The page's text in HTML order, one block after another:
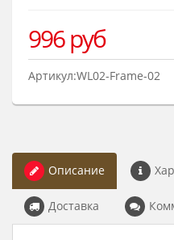
996руб
Артикул:WL02-Frame-02
Описание
Доставка